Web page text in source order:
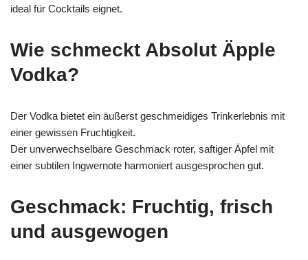
ideal für Cocktails eignet.
Wie schmeckt Absolut Äpple
Vodka?
Der Vodka bietet ein äußerst geschmeidiges Trinkerlebnis mit
einer gewissen Fruchtigkeit.
Der unverwechselbare Geschmack roter, saftiger Äpfel mit
einer subtilen Ingwernote harmoniert ausgesprochen gut.
Geschmack: Fruchtig, frisch
und ausgewogen